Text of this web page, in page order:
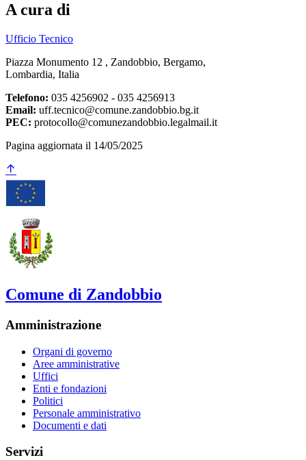
A cura di
Ufficio Tecnico
Piazza Monumento 12 , Zandobbio, Bergamo,
Lombardia, Italia
Telefono: 035 4256902 - 035 4256913
Email: uff.tecnico@comune.zandobbio.bg.it
PEC: protocollo@comunezandobbio.legalmail.it
Pagina aggiornata il 14/05/2025
Comune di Zandobbio
Amministrazione
Organi di governo
Aree amministrative
Uffici
Enti e fondazioni
Politici
Personale amministrativo
Documenti e dati
Servizi